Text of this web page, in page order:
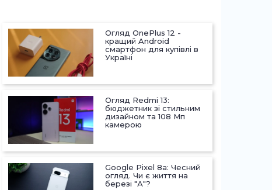
Огляд OnePlus 12 -
кращий Android
смартфон для купівлі в
Україні
Огляд Redmi 13:
бюджетник зі стильним
дизайном та 108 Мп
камерою
Google Pixel 8a: Чесний
огляд. Чи є життя на
березі "А"?